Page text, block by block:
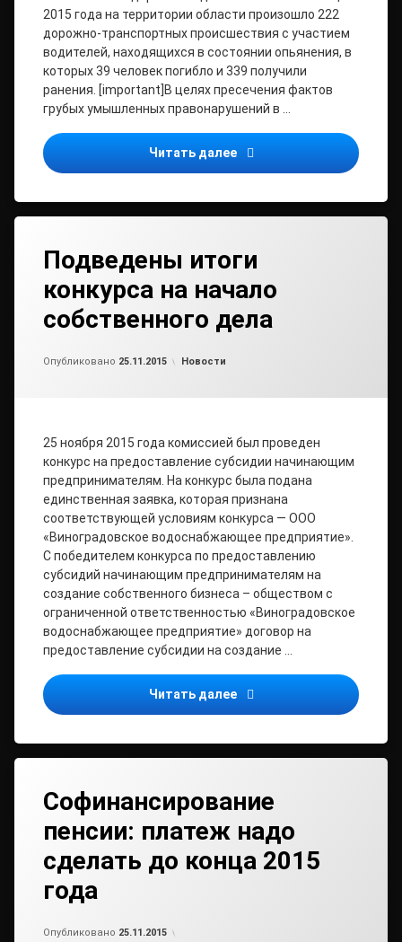
2015 года на территории области произошло 222
дорожно-транспортных происшествия с участием
водителей, находящихся в состоянии опьянения, в
которых 39 человек погибло и 339 получили
ранения. [important]В целях пресечения фактов
грубых умышленных правонарушений в …
Читать далее Оперативно-
Подведены итоги
конкурса на начало
собственного дела
Опубликовано 25.11.2015 Рубрики:
Новости
25 ноября 2015 года комиссией был проведен
конкурс на предоставление субсидии начинающим
предпринимателям. На конкурс была подана
единственная заявка, которая признана
соответствующей условиям конкурса — ООО
«Виноградовское водоснабжающее предприятие».
С победителем конкурса по предоставлению
субсидий начинающим предпринимателям на
создание собственного бизнеса – обществом с
ограниченной ответственностью «Виноградовское
водоснабжающее предприятие» договор на
предоставление субсидии на создание …
Читать далее Подведены итоги
Софинансирование
пенсии: платеж надо
сделать до конца 2015
года
Опубликовано 25.11.2015